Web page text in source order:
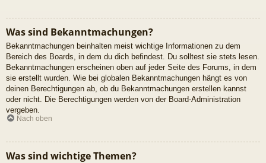
Was sind Bekanntmachungen?
Bekanntmachungen beinhalten meist wichtige Informationen zu dem
Bereich des Boards, in dem du dich befindest. Du solltest sie stets lesen.
Bekanntmachungen erscheinen oben auf jeder Seite des Forums, in dem
sie erstellt wurden. Wie bei globalen Bekanntmachungen hängt es von
deinen Berechtigungen ab, ob du Bekanntmachungen erstellen kannst
oder nicht. Die Berechtigungen werden von der Board-Administration
vergeben.
Nach oben
Was sind wichtige Themen?